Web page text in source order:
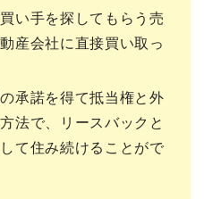
い手を探してもらう売
産会社に直接買い取っ
承諾を得て抵当権と外
法で、リースバックと
て住み続けることがで